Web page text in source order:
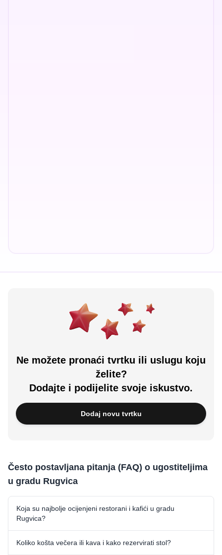
Ne možete pronaći tvrtku ili uslugu koju
želite?
Dodajte i podijelite svoje iskustvo.
Dodaj novu tvrtku
Često postavljana pitanja (FAQ) o ugostiteljima
u gradu Rugvica
Koja su najbolje ocijenjeni restorani i kafići u gradu
Rugvica?
Koliko košta večera ili kava i kako rezervirati stol?